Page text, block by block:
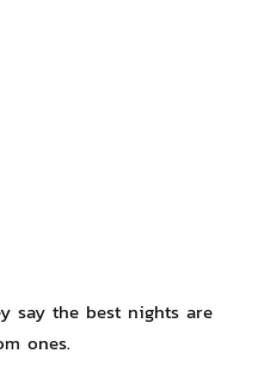
say the best nights are
ones.